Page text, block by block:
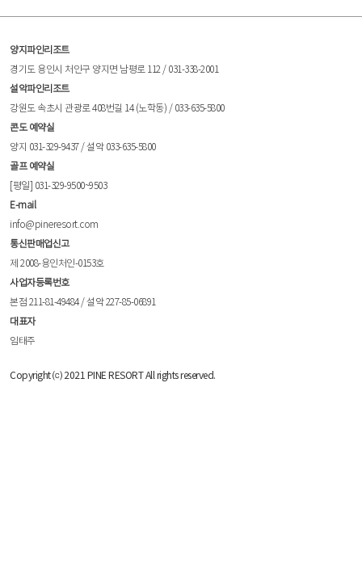
양지파인리조트
경기도 용인시 처인구 양지면 남평로 112 / 031-338-2001
설악파인리조트
강원도 속초시 관광로 408번길 14 (노학동) / 033-635-5800
콘도 예약실
양지 031-329-9437 / 설악 033-635-5800
골프 예약실
[평일] 031-329-9500~9503
E-mail
info@pineresort.com
통신판매업신고
제 2008-용인처인-0153호
사업자등록번호
본점 211-81-49484 / 설악 227-85-06891
대표자
임태주
Copyright ⒞ 2021 PINE RESORT All rights reserved.